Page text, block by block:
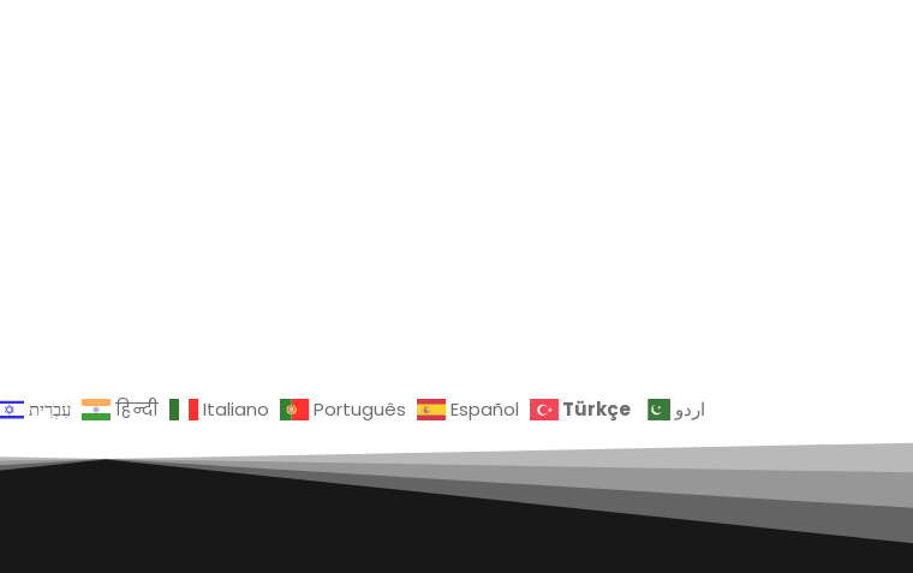
עִבְרִית हिन्दी Italiano Português Español Türkçe اردو